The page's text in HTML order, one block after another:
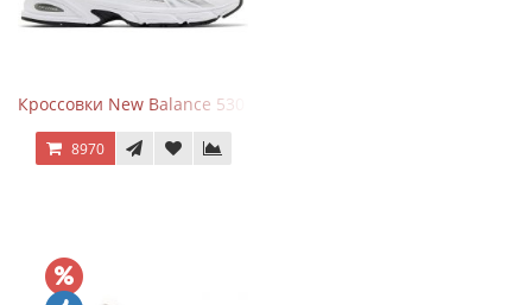
Кроссовки New Balance 530 White Silver Metallic
8970